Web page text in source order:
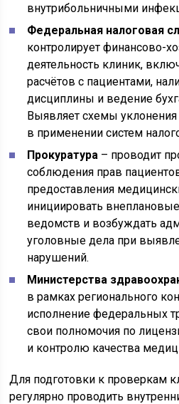
внутрибольничными
Федеральная налоговая
контролирует финансово-
деятельность клиник,
расчётов с пациентами,
дисциплины и ведение
Выявляет схемы
в применении систем
Прокуратура – проводит
соблюдения прав
предоставления
инициировать
ведомств и возбуждать
уголовные дела при
нарушений.
Министерства
в рамках регионального
исполнение федеральных
свои полномочия по
и контролю качества
Для подготовки к проверкам
регулярно проводить